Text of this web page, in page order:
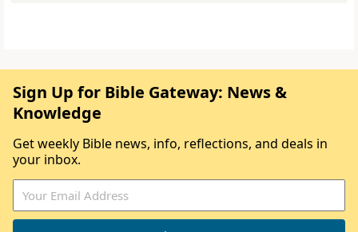
Sign Up for Bible Gateway: News &
Knowledge
Get weekly Bible news, info, reflections, and deals in
your inbox.